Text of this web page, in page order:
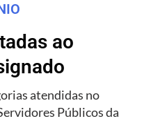
ao
atendidas no
Públicos da